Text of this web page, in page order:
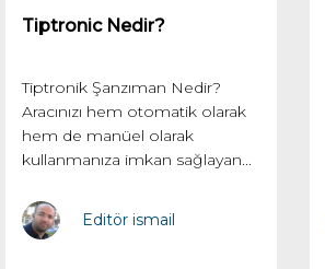
Tiptronic Nedir?
Tiptronik Şanzıman Nedir?
Aracınızı hem otomatik olarak
hem de manüel olarak
kullanmanıza imkan sağlayan...
Editör ismail